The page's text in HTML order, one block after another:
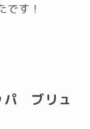
です！
パ ブリュ